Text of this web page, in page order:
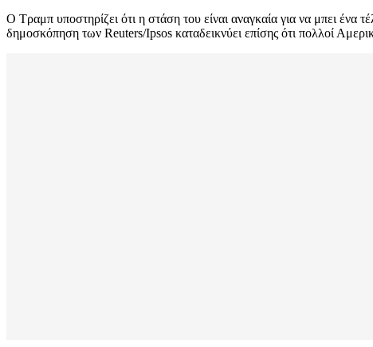
Ο Τραμπ υποστηρίζει ότι η στάση του είναι αναγκαία για να μπει ένα
δημοσκόπηση των Reuters/Ipsos καταδεικνύει επίσης ότι πολλοί